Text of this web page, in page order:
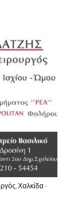
Χαλκίδα -